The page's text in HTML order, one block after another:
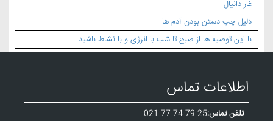
غار دانیال
دلیل چپ دستن بودن آدم ها
با این توصیه ها از صبح تا شب با انرژی و با نشاط باشید
اطلاعات تماس
تلفن تماس:021 77 74 79 25